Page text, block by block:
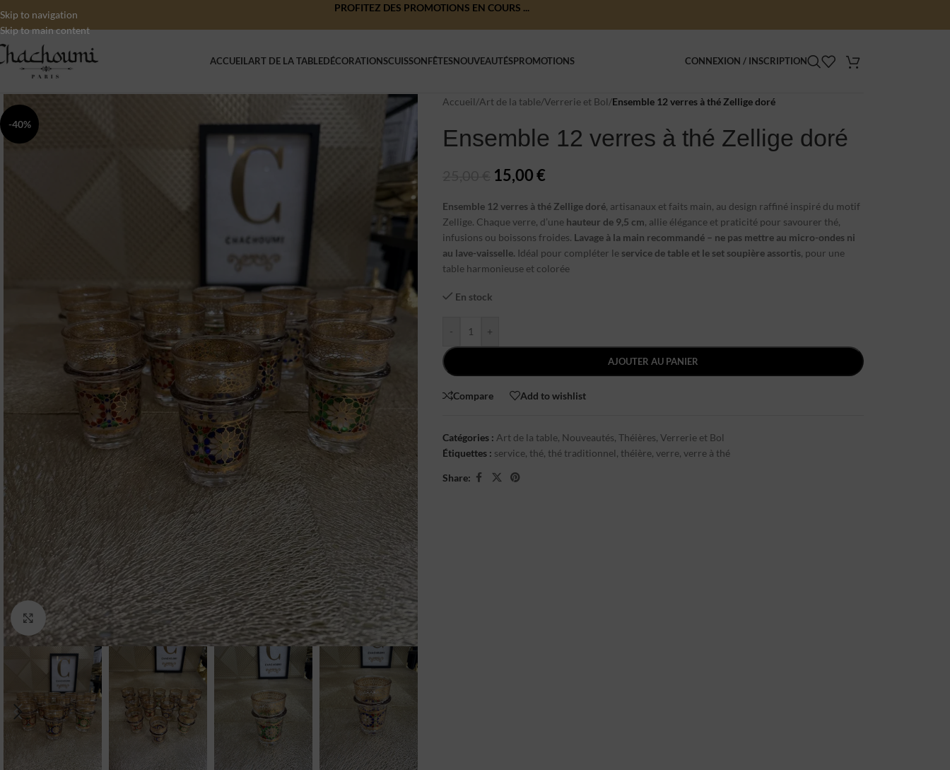
Skip to navigation
Skip to main content
PROFITEZ DES PROMOTIONS EN COURS ...
ACCUEILART DE LA TABLEDÉCORATIONSCUISSONFÊTESNOUVEAUTÉSPROMOTIONS CONNEXION / INSCRIPTION
-40%
Click to enlarge
Accueil/Art de la table/Verrerie et Bol/Ensemble 12 verres à thé Zellige doré
Ensemble 12 verres à thé Zellige doré
15,00€
Ensemble 12 verres à thé Zellige doré, artisanaux et faits main, au design raffiné inspiré du motif
Zellige. Chaque verre, d’une hauteur de 9,5 cm, allie élégance et praticité pour savourer thé,
infusions ou boissons froides. Lavage à la main recommandé – ne pas mettre au micro-ondes ni
au lave-vaisselle. Idéal pour compléter le service de table et le set soupière assortis, pour une
table harmonieuse et colorée
En stock
- +
AJOUTER AU PANIER
Compare Add to wishlist
Catégories : Art de la table, Nouveautés, Théières, Verrerie et Bol
Étiquettes : service, thé, thé traditionnel, théière, verre, verre à thé
Share: